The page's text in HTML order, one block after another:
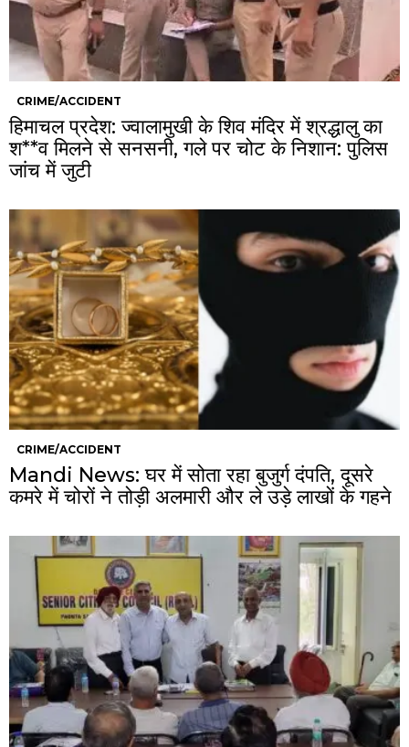
CRIME/ACCIDENT
हिमाचल प्रदेश: ज्वालामुखी के शिव मंदिर में श्रद्धालु का
श**व मिलने से सनसनी, गले पर चोट के निशान: पुलिस
जांच में जुटी
CRIME/ACCIDENT
Mandi News: घर में सोता रहा बुजुर्ग दंपति, दूसरे
कमरे में चोरों ने तोड़ी अलमारी और ले उड़े लाखों के गहने